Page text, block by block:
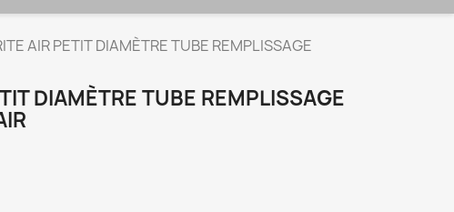
AIR PETIT DIAMÈTRE TUBE REMPLISSAGE
DIAMÈTRE TUBE REMPLISSAGE